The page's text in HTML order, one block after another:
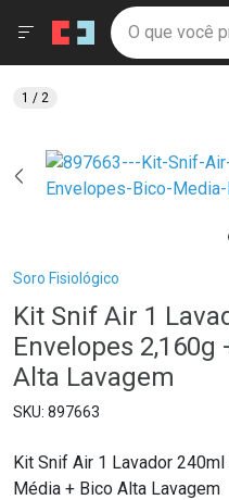
Drogaria São
Ir direto para a home
pela
Ir direto para o conteúdo
Ir direto para a busca
Ir direto para a conta
Ir direto para a
Ir direto para o carrinho
Ir direto para o menu
Faça a sua busca
O que você
Menu
Breadcrumb
Soro Fisiológico
Kit Snif Air 1
Envelopes 2,160g
Alta Lavagem
897663
Kit Snif Air 1 Lavador
Média + Bico Alta Lavagem
1 / 2